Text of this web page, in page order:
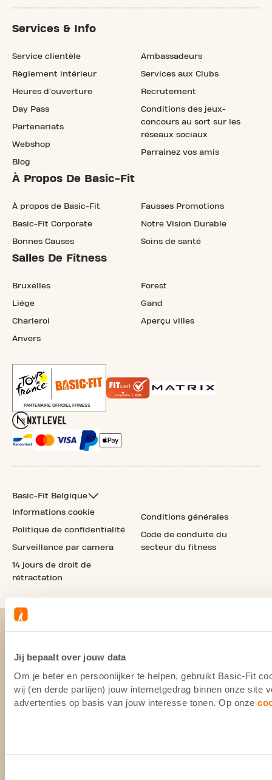
Jij bepaalt over jouw data
Om je beter en persoonlijker te helpen, gebruikt Basic-Fit
wij (en derde partijen) jouw internetgedrag binnen onze site
advertenties op basis van jouw interesse tonen. Op onze
Services & Info
Service clientèle
Règlement intérieur
Heures d'ouverture
Day Pass
Partenariats
Webshop
Blog
Ambassadeurs
Services aux Clubs
Recrutement
Conditions des jeux-
concours au sort sur les
réseaux sociaux
Parrainez vos amis
À Propos De Basic-Fit
À propos de Basic-Fit
Basic-Fit Corporate
Bonnes Causes
Fausses Promotions
Notre Vision Durable
Soins de santé
Salles De Fitness
Bruxelles
Liége
Charleroi
Anvers
Forest
Gand
Aperçu villes
Basic-Fit Belgique
Informations cookie
Politique de confidentialité
Surveillance par camera
14 jours de droit de
rétractation
Conditions générales
Code de conduite du
secteur du fitness